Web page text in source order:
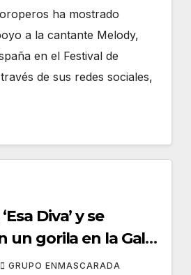
ha mostrado
a la cantante Melody,
en el Festival de
de sus redes sociales,
Diva’ y se
un gorila en la Gala
Carnaval de Las
GRUPO ENMASCARADA